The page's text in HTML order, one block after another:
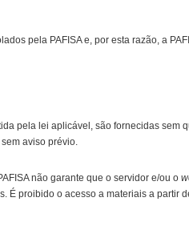
pela PAFISA e, por esta razão, a
pela lei aplicável, são fornecidas sem
aviso prévio.
não garante que o servidor e/ou o
É proibido o acesso a materiais a partir